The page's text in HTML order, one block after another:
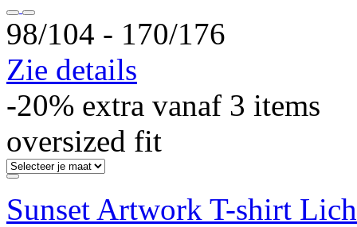
98/104 ‐ 170/176
Zie details
-20% extra vanaf 3 items
oversized fit
Sunset Artwork T-shirt